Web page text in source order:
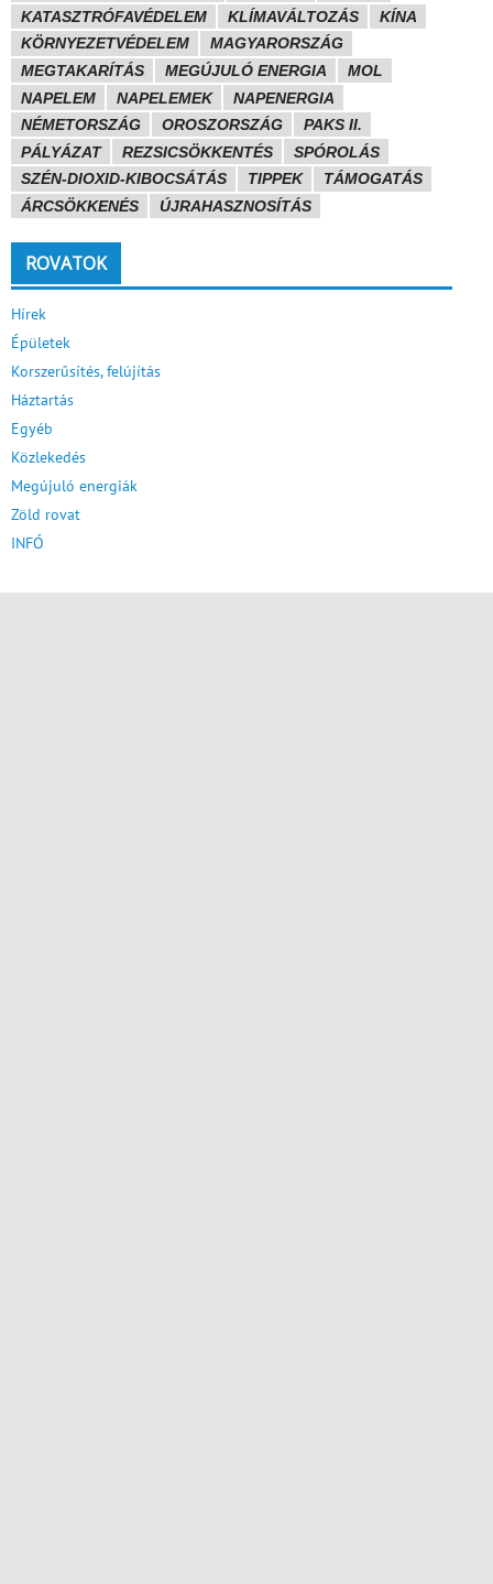
KATASZTRÓFAVÉDELEM
KLÍMAVÁLTOZÁS
KÍNA
KÖRNYEZETVÉDELEM
MAGYARORSZÁG
MEGTAKARÍTÁS
MEGÚJULÓ ENERGIA
MOL
NAPELEM
NAPELEMEK
NAPENERGIA
NÉMETORSZÁG
OROSZORSZÁG
PAKS II.
PÁLYÁZAT
REZSICSÖKKENTÉS
SPÓROLÁS
SZÉN-DIOXID-KIBOCSÁTÁS
TIPPEK
TÁMOGATÁS
ÁRCSÖKKENÉS
ÚJRAHASZNOSÍTÁS
ROVATOK
Hírek
Épületek
Korszerűsítés, felújítás
Háztartás
Egyéb
Közlekedés
Megújuló energiák
Zöld rovat
INFÓ